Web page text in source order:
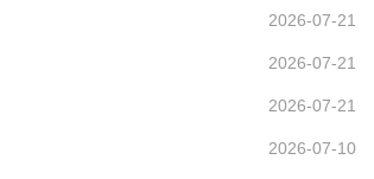
2026-07-21
2026-07-21
2026-07-21
2026-07-10